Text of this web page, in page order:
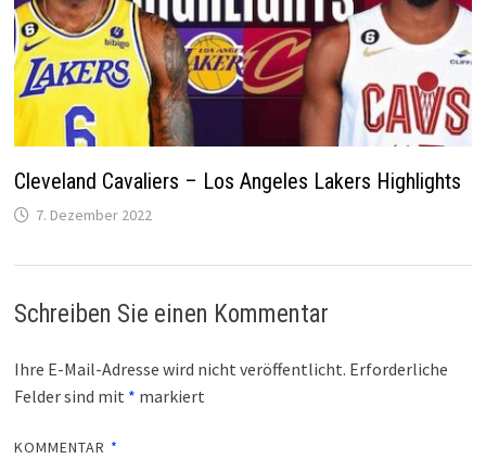
Cleveland Cavaliers – Los Angeles Lakers Highlights
7. Dezember 2022
Schreiben Sie einen Kommentar
Ihre E-Mail-Adresse wird nicht veröffentlicht. Erforderliche
Felder sind mit * markiert
KOMMENTAR *